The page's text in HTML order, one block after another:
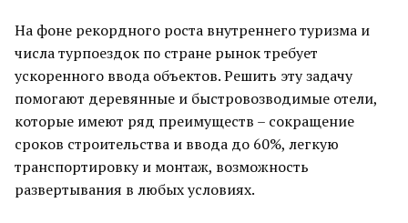
На фоне рекордного роста внутреннего туризма и
числа турпоездок по стране рынок требует
ускоренного ввода объектов. Решить эту задачу
помогают деревянные и быстровозводимые отели,
которые имеют ряд преимуществ – сокращение
сроков строительства и ввода до 60%, легкую
транспортировку и монтаж, возможность
развертывания в любых условиях.